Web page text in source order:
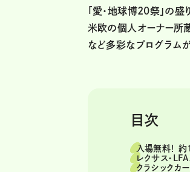
「愛・地球博20祭」の
米欧の個人オーナー所
など多彩なプログラム
目次
入場無料！
レクサス・
クラシックカ